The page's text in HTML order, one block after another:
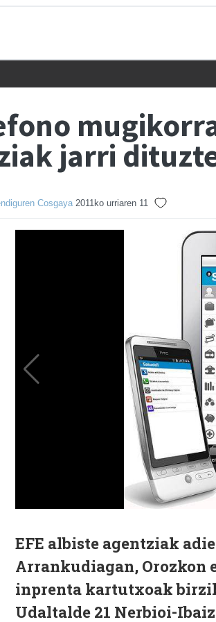
jarri
Cosgaya 2011ko urriaren 11
EFE albiste agentziak
Arrankudiagan, Orozkon
inprenta kartutxoak
Udaltalde 21 Nerbioi-